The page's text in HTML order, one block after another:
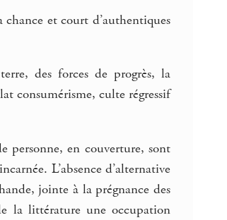
et court d’authentiques
des forces de progrès, la
consumérisme, culte régressif
personne, en couverture, sont
L’absence d’alternative
jointe à la prégnance des
la littérature une occupation